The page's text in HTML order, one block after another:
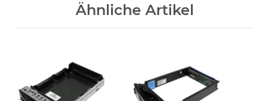
Ähnliche Artikel